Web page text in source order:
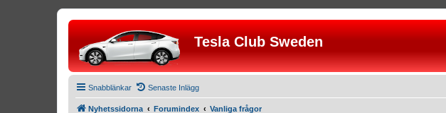
Tesla Club Sweden
Snabblänkar Senaste Inlägg
Nyhetssidorna Forumindex Vanliga frågor